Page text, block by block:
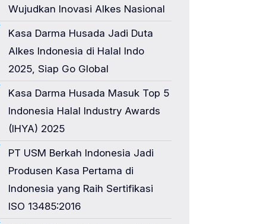
Wujudkan Inovasi Alkes Nasional
Kasa Darma Husada Jadi Duta
Alkes Indonesia di Halal Indo
2025, Siap Go Global
Kasa Darma Husada Masuk Top 5
Indonesia Halal Industry Awards
(IHYA) 2025
PT USM Berkah Indonesia Jadi
Produsen Kasa Pertama di
Indonesia yang Raih Sertifikasi
ISO 13485:2016